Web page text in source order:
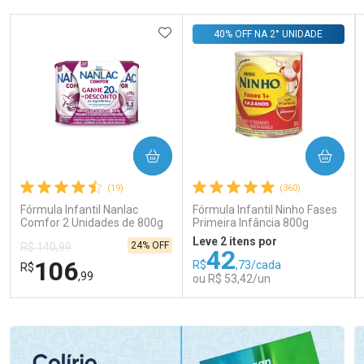
(19)
Fórmula Infantil Nanlac
Comfor 2 Unidades de 800g
R$ 140,99
R$106,99
24% OFF
ADICIONAR AOS FAVORITOS
COMPRAR
(360)
Fórmula Infantil Ninho Fases
Primeira Infância 800g
40% OFF NA 2° UNIDADE
Leve 2 itens por
R$42,73/cada
ou R$ 53,42/un
COMPRAR
Laboratório
Por Menos